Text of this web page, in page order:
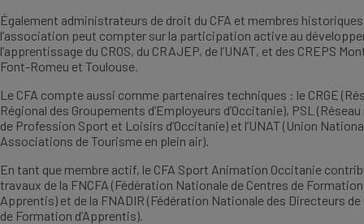
Également administrateurs de droit du CFA et membres
l’association peut compter sur la participation active au
l’apprentissage du CROS, du CRAJEP, de l’UNAT, et des CREPS
Font-Romeu et Toulouse.
Le CFA compte aussi comme partenaires techniques : le CRGE
Régional des Groupements d’Employeurs d’Occitanie), PSL
de Profession Sport et Loisirs d’Occitanie) et l’UNAT (Union
Associations de Tourisme en plein air).
En tant que membre actif, le CFA Sport Animation Occitanie
travaux de la FNCFA (Fédération Nationale de Centres de
Apprentis) et de la FNADIR (Fédération Nationale des Directeurs de
de Formation d’Apprentis).